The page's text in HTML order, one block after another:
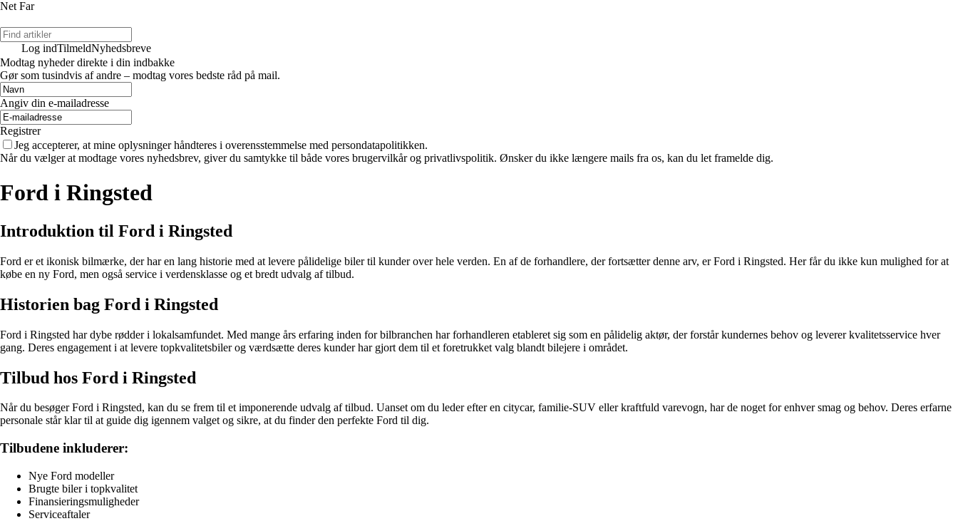
Net Far
Log indTilmeldNyhedsbreve
Modtag nyheder direkte i din indbakke
Gør som tusindvis af andre – modtag vores bedste råd på mail.
Angiv din e-mailadresse
Registrer
Jeg accepterer, at mine oplysninger håndteres i overensstemmelse med persondatapolitikken.
Når du vælger at modtage vores nyhedsbrev, giver du samtykke til både vores brugervilkår og privatlivspolitik. Ønsker du ikke længere mails fra os, kan du let framelde dig.
Ford i Ringsted
Introduktion til Ford i Ringsted
Ford er et ikonisk bilmærke, der har en lang historie med at levere pålidelige biler til kunder over hele verden. En af de forhandlere, der fortsætter denne arv, er Ford i Ringsted. Her får du ikke kun mulighed for at
købe en ny Ford, men også service i verdensklasse og et bredt udvalg af tilbud.
Historien bag Ford i Ringsted
Ford i Ringsted har dybe rødder i lokalsamfundet. Med mange års erfaring inden for bilbranchen har forhandleren etableret sig som en pålidelig aktør, der forstår kundernes behov og leverer kvalitetsservice hver
gang. Deres engagement i at levere topkvalitetsbiler og værdsætte deres kunder har gjort dem til et foretrukket valg blandt bilejere i området.
Tilbud hos Ford i Ringsted
Når du besøger Ford i Ringsted, kan du se frem til et imponerende udvalg af tilbud. Uanset om du leder efter en citycar, familie-SUV eller kraftfuld varevogn, har de noget for enhver smag og behov. Deres erfarne
personale står klar til at guide dig igennem valget og sikre, at du finder den perfekte Ford til dig.
Tilbudene inkluderer:
Nye Ford modeller
Brugte biler i topkvalitet
Finansieringsmuligheder
Serviceaftaler